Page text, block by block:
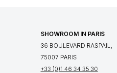
SHOWROOM IN PARIS
36 BOULEVARD RASPAIL,
75007 PARIS
+33 (0)1 46 34 35 30